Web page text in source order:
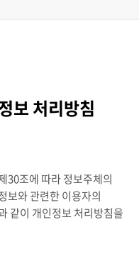
보 처리방침
30조에 따라 정보주체의
보와 관련한 이용자의
같이 개인정보 처리방침을